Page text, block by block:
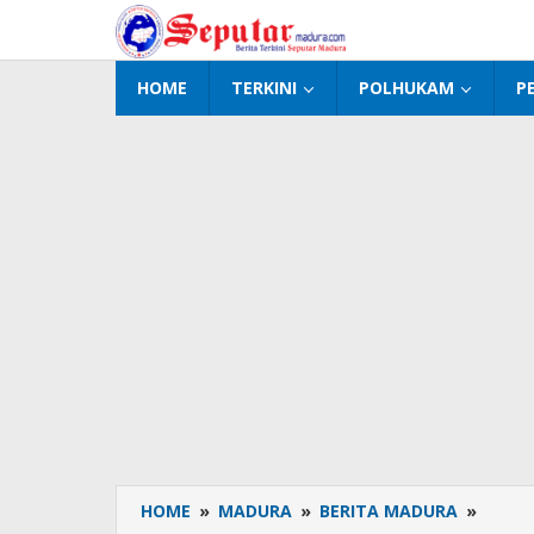
konten
HOME TERKINI POLHUKAM
HOME » MADURA » BERITA MADURA »